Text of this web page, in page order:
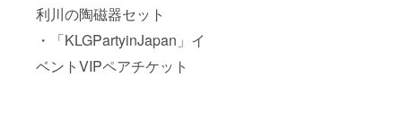
利川の陶磁器セット
・「KLGPartyinJapan」イ
ベントVIPペアチケット